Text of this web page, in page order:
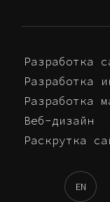
Разработка
Разработка
Разработка
Веб-дизайн
Раскрутка
EN